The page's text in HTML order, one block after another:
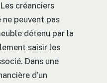
créanciers
ne peuvent pas
détenu par la
saisir les
Dans une
d’un